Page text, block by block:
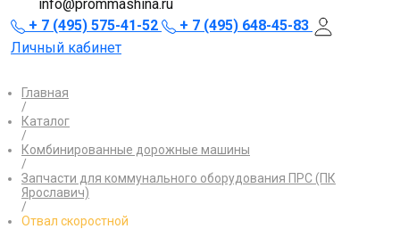
info@prommashina.ru
+ 7 (495) 575-41-52
+ 7 (495) 648-45-83
Личный кабинет
Главная
/
Каталог
/
Комбинированные дорожные машины
/
Запчасти для коммунального оборудования ПРС (ПК
Ярославич)
/
Отвал скоростной